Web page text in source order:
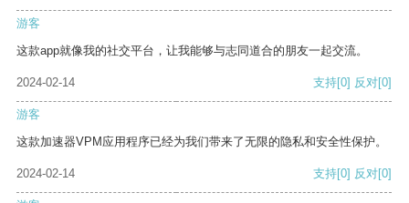
游客
这款app就像我的社交平台，让我能够与志同道合的朋友一起交流。
2024-02-14 支持[0] 反对[0]
游客
这款加速器VPM应用程序已经为我们带来了无限的隐私和安全性保护。
2024-02-14 支持[0] 反对[0]